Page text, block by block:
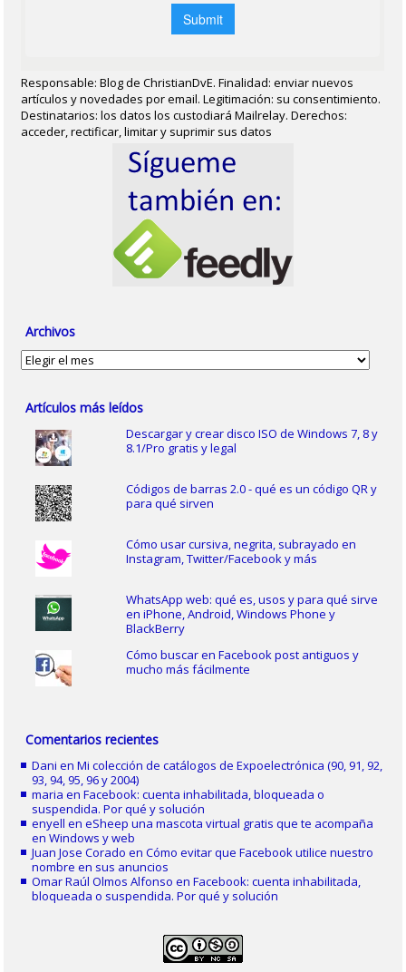
Responsable: Blog de ChristianDvE. Finalidad: enviar nuevos
artículos y novedades por email. Legitimación: su consentimiento.
Destinatarios: los datos los custodiará Mailrelay. Derechos:
acceder, rectificar, limitar y suprimir sus datos
Archivos
Archivos
Artículos más leídos
Descargar y crear disco ISO de Windows 7, 8 y
8.1/Pro gratis y legal
Códigos de barras 2.0 - qué es un código QR y
para qué sirven
Cómo usar cursiva, negrita, subrayado en
Instagram, Twitter/Facebook y más
WhatsApp web: qué es, usos y para qué sirve
en iPhone, Android, Windows Phone y
BlackBerry
Cómo buscar en Facebook post antiguos y
mucho más fácilmente
Comentarios recientes
Dani enMi colección de catálogos de Expoelectrónica (90, 91, 92,
93, 94, 95, 96 y 2004)
maria enFacebook: cuenta inhabilitada, bloqueada o
suspendida. Por qué y solución
enyell eneSheep una mascota virtual gratis que te acompaña
en Windows y web
Juan Jose Corado enCómo evitar que Facebook utilice nuestro
nombre en sus anuncios
Omar Raúl Olmos Alfonso enFacebook: cuenta inhabilitada,
bloqueada o suspendida. Por qué y solución